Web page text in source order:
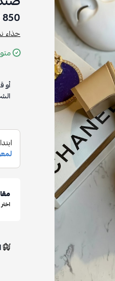
850 SAR
حذاء
أو
اختر